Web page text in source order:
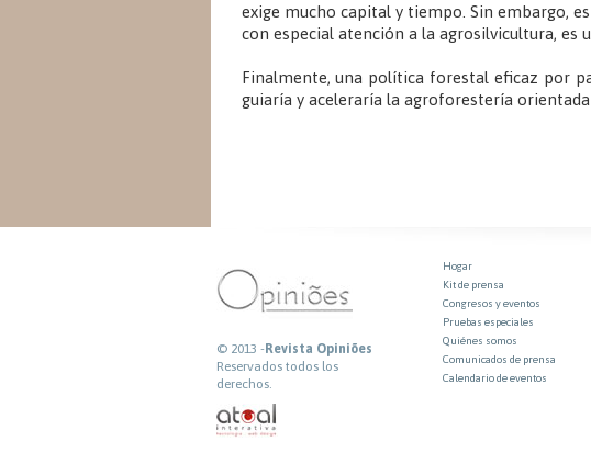
exige mucho capital y tiempo. Sin embargo,
con especial atención a la agrosilvicultura, es
Finalmente, una política forestal eficaz por
guiaría y aceleraría la agroforestería orientada
© 2013 -Revista Opiniões
Reservados todos los
derechos.
Hogar
Kit de prensa
Congresos y eventos
Pruebas especiales
Quiénes somos
Comunicados de prensa
Calendario de eventos